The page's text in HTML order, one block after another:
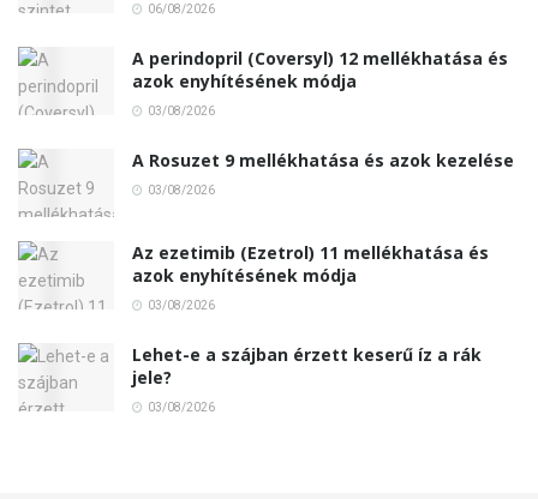
06/08/2026
A perindopril (Coversyl) 12 mellékhatása és
azok enyhítésének módja
03/08/2026
A Rosuzet 9 mellékhatása és azok kezelése
03/08/2026
Az ezetimib (Ezetrol) 11 mellékhatása és
azok enyhítésének módja
03/08/2026
Lehet-e a szájban érzett keserű íz a rák
jele?
03/08/2026